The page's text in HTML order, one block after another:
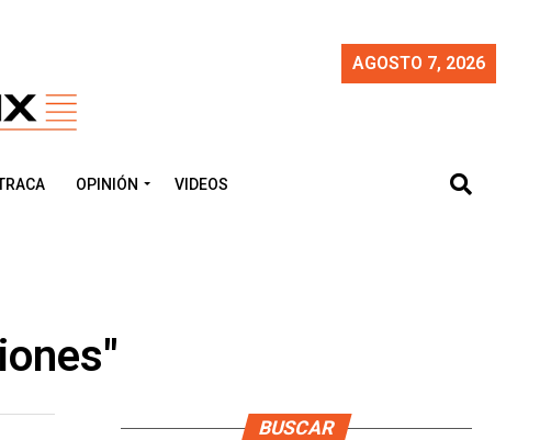
AGOSTO 7, 2026
OPINIÓN VIDEOS
BUSCAR